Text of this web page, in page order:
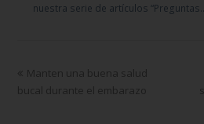
nuestra serie de artículos
Manten una buena salud
bucal durante el embarazo